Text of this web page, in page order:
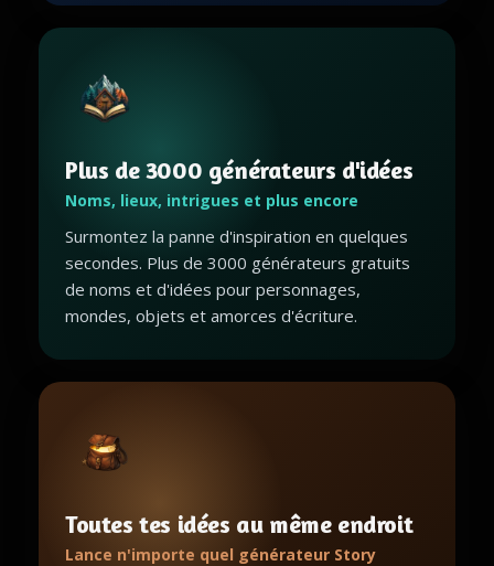
Plus de 3000 générateurs d'idées
Noms, lieux, intrigues et plus encore
Surmontez la panne d'inspiration en quelques
secondes. Plus de 3000 générateurs gratuits
de noms et d'idées pour personnages,
mondes, objets et amorces d'écriture.
Toutes tes idées au même endroit
Lance n'importe quel générateur Story